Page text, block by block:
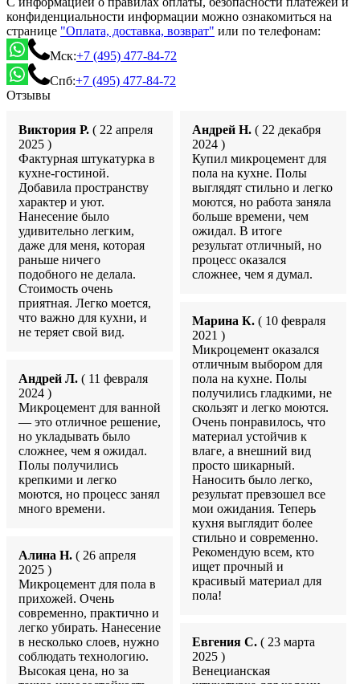
конфиденциальности информации можно ознакомиться на
странице "Оплата, доставка, возврат" или по телефонам:
Мск:+7 (495) 477-84-72
Спб:+7 (495) 477-84-72
Отзывы
Виктория Р. ( 22 апреля
2025 )
Фактурная штукатурка в
кухне-гостиной.
Добавила пространству
характер и уют.
Нанесение было
удивительно легким,
даже для меня, которая
раньше ничего
подобного не делала.
Стоимость очень
приятная. Легко моется,
что важно для кухни, и
не теряет свой вид.
Андрей Л. ( 11 февраля
2024 )
Микроцемент для ванной
— это отличное решение,
но укладывать было
сложнее, чем я ожидал.
Полы получились
крепкими и легко
моются, но процесс занял
много времени.
Алина Н. ( 26 апреля
2025 )
Микроцемент для пола в
прихожей. Очень
современно, практично и
легко убирать. Нанесение
в несколько слоев, нужно
соблюдать технологию.
Высокая цена, но за
Андрей Н. ( 22 декабря
2024 )
Купил микроцемент для
пола на кухне. Полы
выглядят стильно и легко
моются, но работа заняла
больше времени, чем
ожидал. В итоге
результат отличный, но
процесс оказался
сложнее, чем я думал.
Марина К. ( 10 февраля
2021 )
Микроцемент оказался
отличным выбором для
пола на кухне. Полы
получились гладкими, не
скользят и легко моются.
Очень понравилось, что
материал устойчив к
влаге, а внешний вид
просто шикарный.
Наносить было легко,
результат превзошел все
мои ожидания. Теперь
кухня выглядит более
стильно и современно.
Рекомендую всем, кто
ищет прочный и
красивый материал для
пола!
Евгения С. ( 23 марта
2025 )
Венецианская